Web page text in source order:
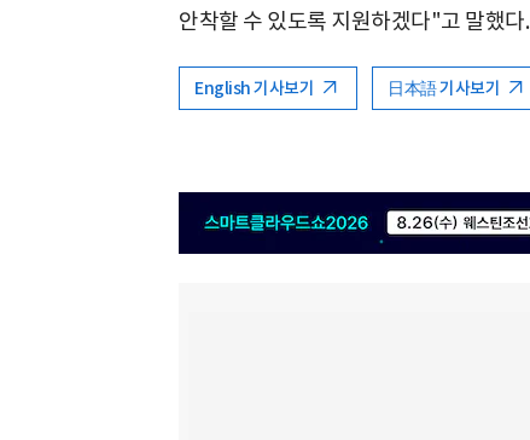
안착할 수 있도록 지원하겠다"고 말했다.
English 기사보기 日本語 기사보기